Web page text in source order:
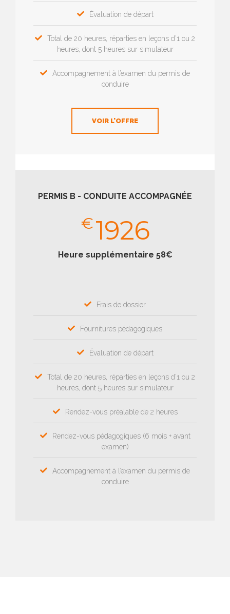
Évaluation de départ
Total de 20 heures, réparties en leçons d’1 ou 2
heures, dont 5 heures sur simulateur
Accompagnement à l’examen du permis de
conduire
VOIR L'OFFRE
PERMIS B - CONDUITE ACCOMPAGNÉE
€1926
Heure supplémentaire 58€
Frais de dossier
Fournitures pédagogiques
Évaluation de départ
Total de 20 heures, réparties en leçons d’1 ou 2
heures, dont 5 heures sur simulateur
Rendez-vous préalable de 2 heures
Rendez-vous pédagogiques (6 mois + avant
examen)
Accompagnement à l’examen du permis de
conduire